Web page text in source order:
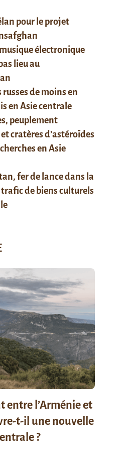
pour le projet
électronique
lieu au
russes de moins en
en Asie centrale
peuplement
cratères d’astéroïdes
en Asie
fer de lance dans la
de biens culturels
entre l’Arménie et
t-il une nouvelle
?